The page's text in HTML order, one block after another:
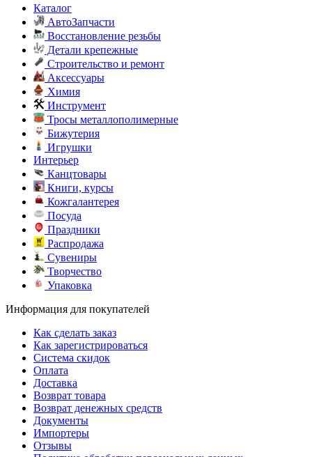
Каталог
АвтоЗапчасти
Восстановление резьбы
Детали крепежные
Строительство и ремонт
Аксессуары
Химия
Инструмент
Тросы металлополимерные
Бижутерия
Игрушки
Интерьер
Канцтовары
Книги, курсы
Кожгалантерея
Посуда
Праздники
Распродажа
Сувениры
Творчество
Упаковка
Информация для покупателей
Как сделать заказ
Как зарегистрироваться
Система скидок
Оплата
Доставка
Возврат товара
Возврат денежных средств
Документы
Импортеры
Отзывы